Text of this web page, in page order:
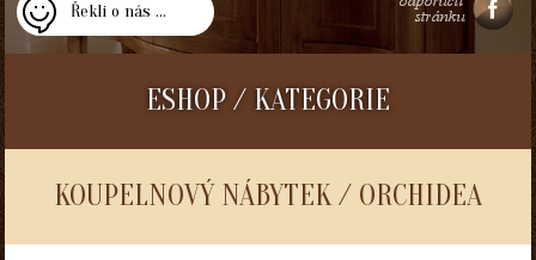
Řekli o nás ...
KOUPELNOVÝ NÁBYTEK / ORCHIDEA
ESHOP / KATEGORIE